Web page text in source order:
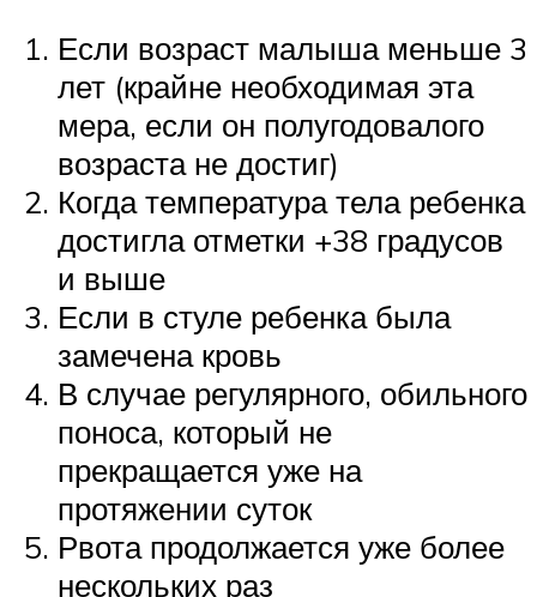
Если возраст малыша меньше 3
лет (крайне необходимая эта
мера, если он полугодовалого
возраста не достиг)
Когда температура тела ребенка
достигла отметки +38 градусов
и выше
Если в стуле ребенка была
замечена кровь
В случае регулярного, обильного
поноса, который не
прекращается уже на
протяжении суток
Рвота продолжается уже более
нескольких раз